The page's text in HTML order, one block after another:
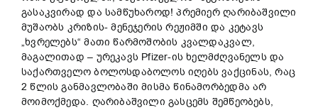
გასაკვირად და სამწუხაროდ! პრემიერ ღარიბაშვილი
მუშაობს კრიზის- მენეჯერის რეჟიმში და კეტავს
„ხვრელებს“ მათი წარმოშობის კვალდაკვალ,
მაგალითად – ურეკავს Pfizer-ის ხელმძღვანელს და
საქართველო ბოლოსდაბოლოს იღებს ვაქცინას, რაც
2 წლის განმავლობაში მისმა წინამორბედმა არ
მოიმოქმედა. ღარიბაშვილი გასცემს შემწეობებს,